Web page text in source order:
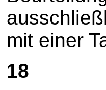
mit einer
18